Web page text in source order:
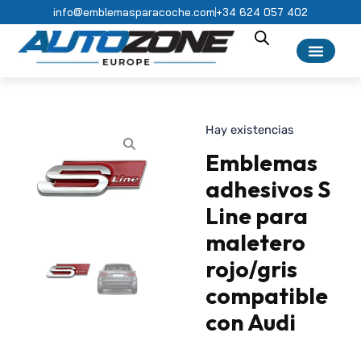
info@emblemasparacoche.com+34 624 057 402
Hay existencias
Emblemas
adhesivos S
Line para
maletero
rojo/gris
compatible
con Audi